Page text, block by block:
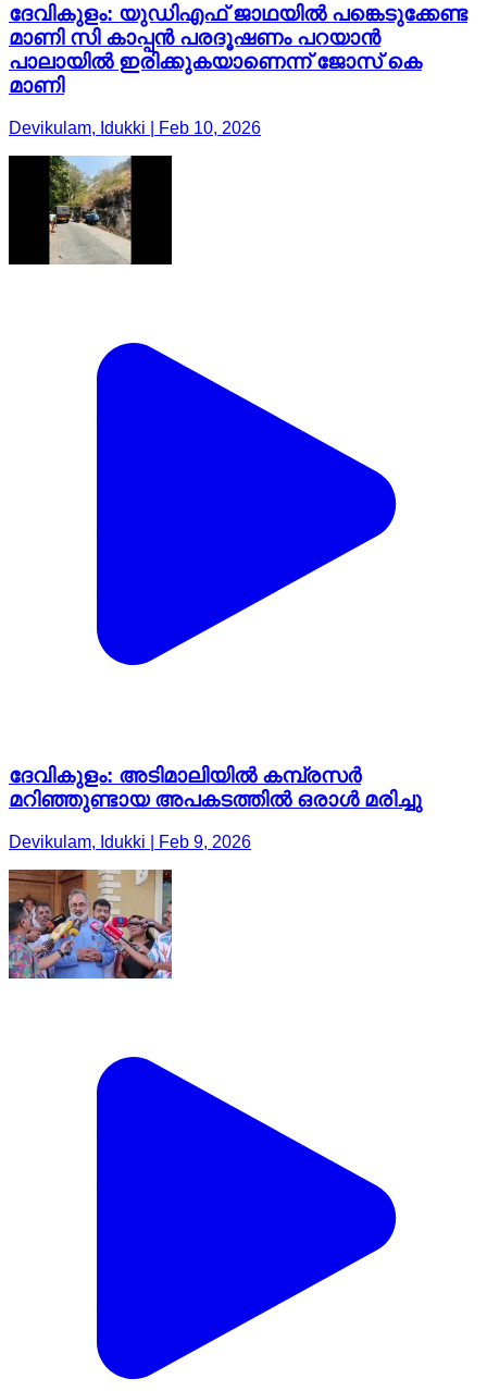
ദേവികുളം: യുഡിഎഫ് ജാഥയിൽ പങ്കെടുക്കേണ്ട
മാണി സി കാപ്പൻ പരദൂഷണം പറയാൻ
പാലായിൽ ഇരിക്കുകയാണെന്ന് ജോസ് കെ
മാണി
Devikulam, Idukki | Feb 10, 2026
ദേവികുളം: അടിമാലിയിൽ കമ്പ്രസർ
മറിഞ്ഞുണ്ടായ അപകടത്തിൽ ഒരാൾ മരിച്ചു
Devikulam, Idukki | Feb 9, 2026